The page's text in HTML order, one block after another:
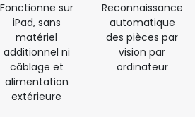
Fonctionne sur
iPad, sans
matériel
additionnel ni
câblage et
alimentation
extérieure
Reconnaissance
automatique
des pièces par
vision par
ordinateur